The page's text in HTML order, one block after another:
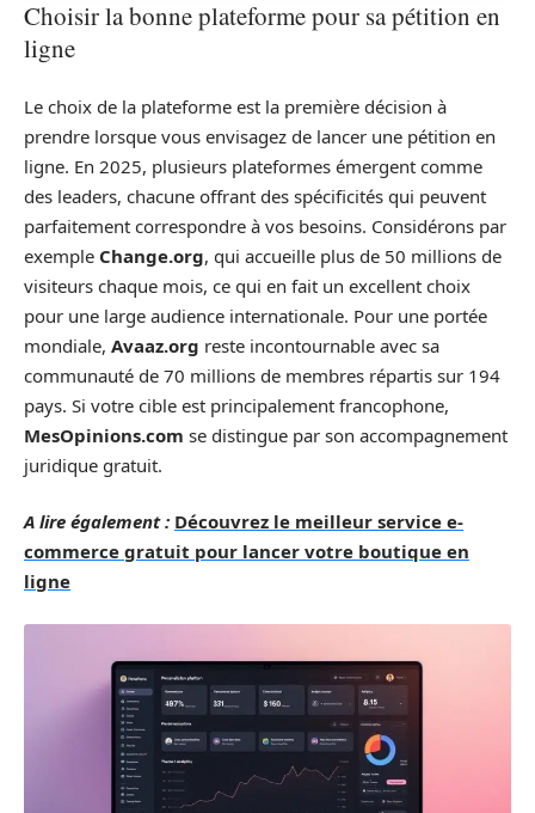
Choisir la bonne plateforme pour sa pétition en
ligne
Le choix de la plateforme est la première décision à
prendre lorsque vous envisagez de lancer une pétition en
ligne. En 2025, plusieurs plateformes émergent comme
des leaders, chacune offrant des spécificités qui peuvent
parfaitement correspondre à vos besoins. Considérons par
exemple Change.org, qui accueille plus de 50 millions de
visiteurs chaque mois, ce qui en fait un excellent choix
pour une large audience internationale. Pour une portée
mondiale, Avaaz.org reste incontournable avec sa
communauté de 70 millions de membres répartis sur 194
pays. Si votre cible est principalement francophone,
MesOpinions.com se distingue par son accompagnement
juridique gratuit.
A lire également : Découvrez le meilleur service e-
commerce gratuit pour lancer votre boutique en
ligne